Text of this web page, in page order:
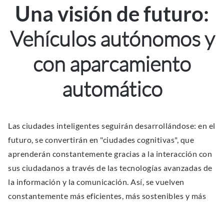
Una visión de futuro:
Vehículos autónomos y
con aparcamiento
automático
Las ciudades inteligentes seguirán desarrollándose: en el
futuro, se convertirán en "ciudades cognitivas", que
aprenderán constantemente gracias a la interacción con
sus ciudadanos a través de las tecnologías avanzadas de
la información y la comunicación. Así, se vuelven
constantemente más eficientes, más sostenibles y más